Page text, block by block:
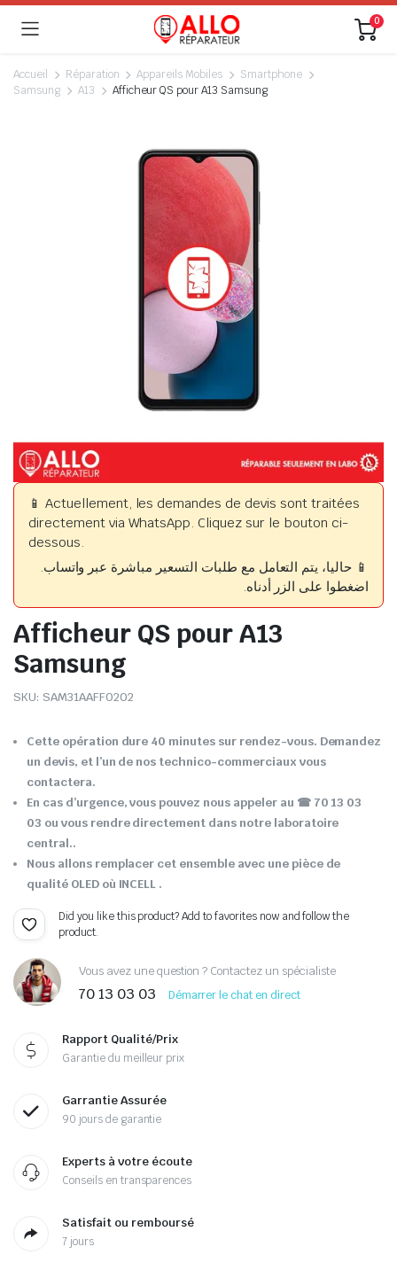
0
Accueil Réparation Appareils Mobiles
Smartphone
Samsung
A13 Afficheur QS pour A13 Samsung
📱 Actuellement, les demandes de devis sont traitées
directement via WhatsApp. Cliquez sur le bouton ci-
dessous.
📱 حاليا، يتم التعامل مع طلبات التسعير مباشرة عبر واتساب.
اضغطوا على الزر أدناه.
Afficheur QS pour A13
Samsung
SKU: SAM31AAFF0202
Cette opération dure 40 minutes sur rendez-vous. Demandez
un devis, et l’un de nos technico-commerciaux vous
contactera.
En cas d’urgence, vous pouvez nous appeler au ☎ 70 13 03
03 ou vous rendre directement dans notre laboratoire
central..
Nous allons remplacer cet ensemble avec une pièce de
qualité OLED où INCELL .
Did you like this product? Add to favorites now and follow the
product.
Vous avez une question ? Contactez un spécialiste
70 13 03 03 Démarrer le chat en direct
Rapport Qualité/Prix
Garantie du meilleur prix
Garrantie Assurée
90 jours de garantie
Experts à votre écoute
Conseils en transparences
Satisfait ou remboursé
7 jours